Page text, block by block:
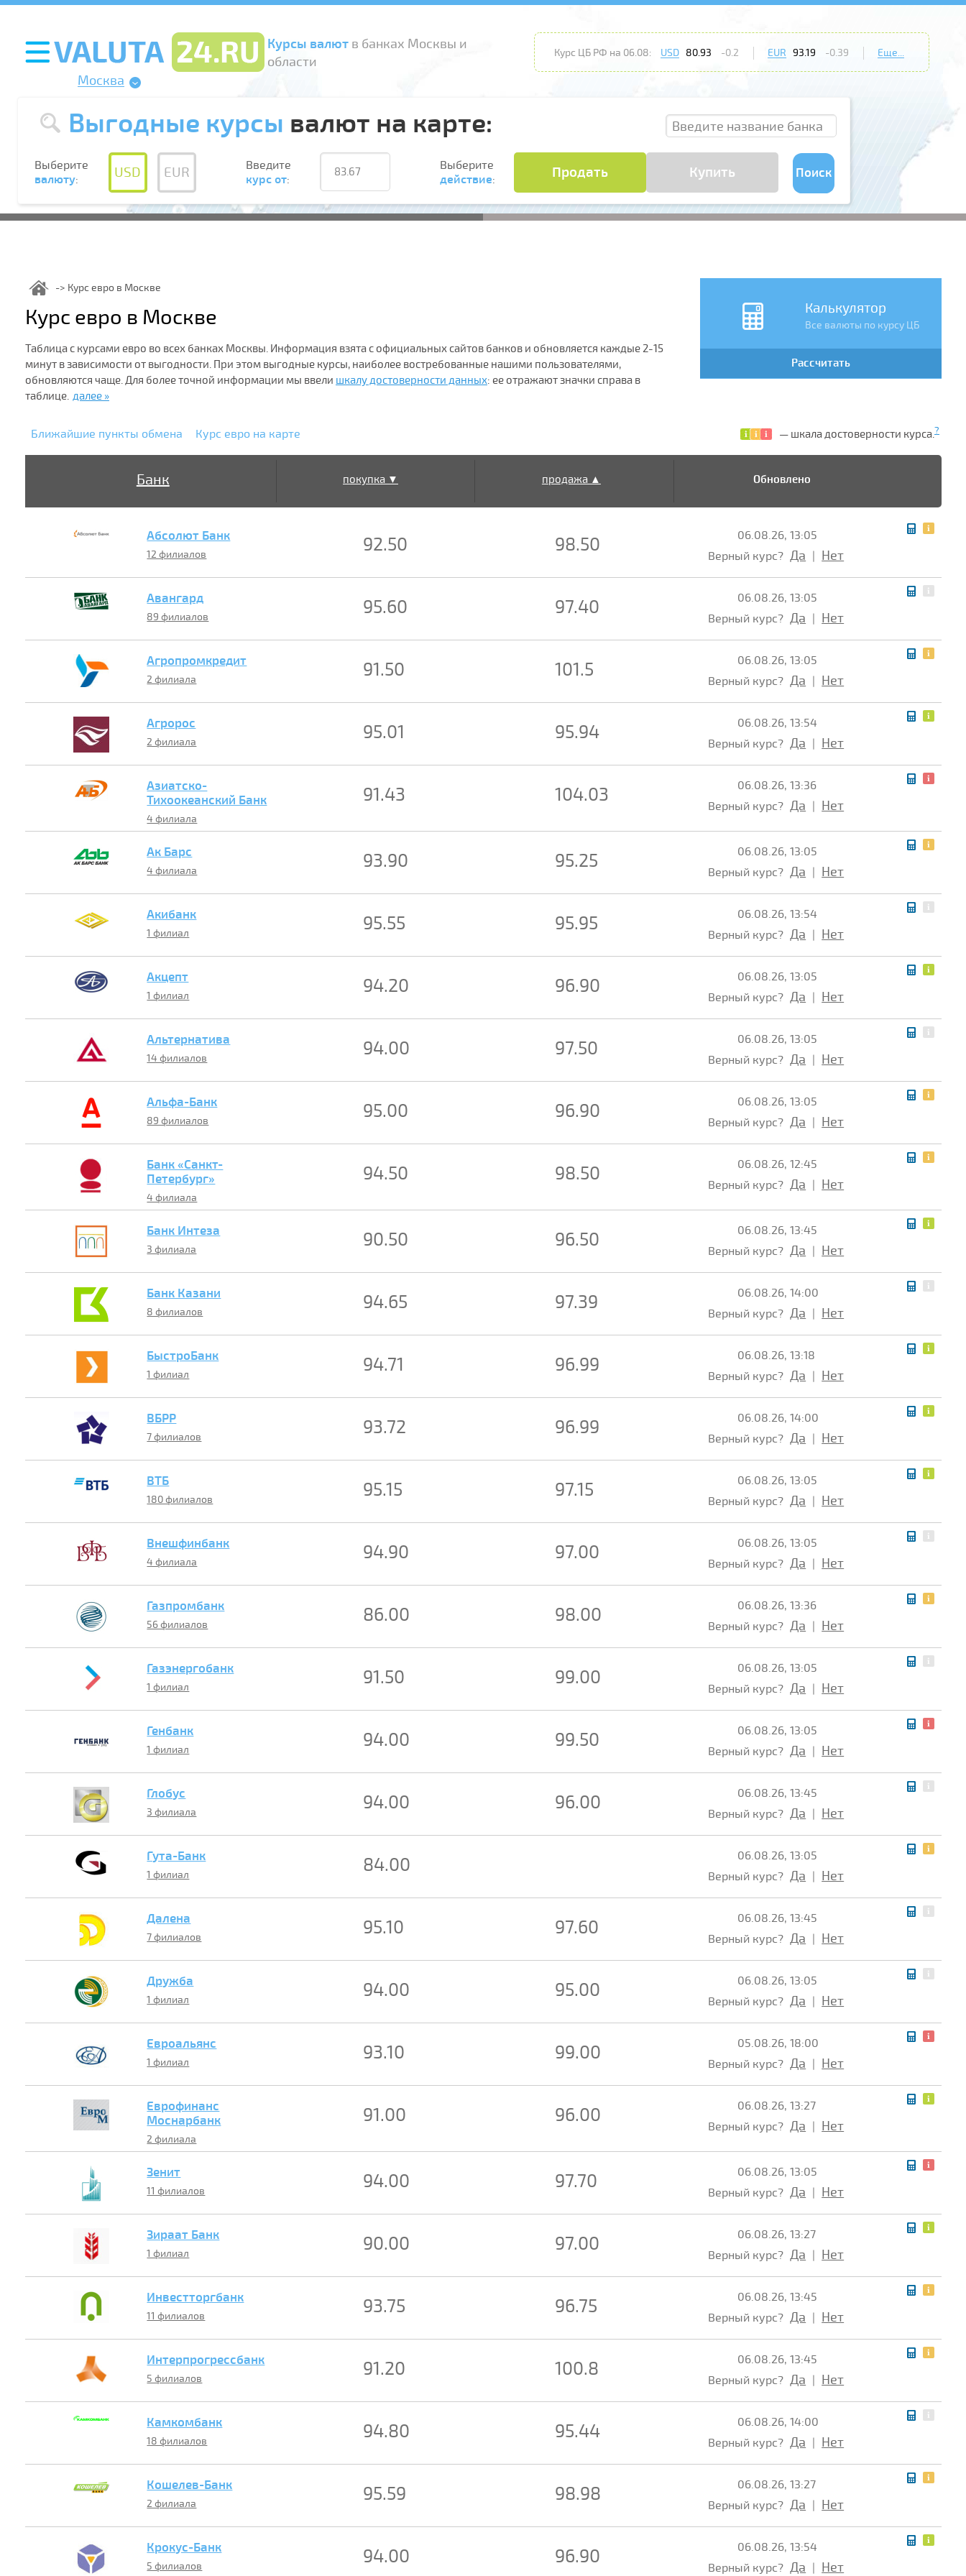
Курсы валютв банках Москвы и
области
Москва
Курс ЦБ РФ на 06.08: USD 80.93 -0.2 EUR 93.19 -0.39 Еще...
Выгодные курсы валют на карте:
Выберите
валюту: USD EUR
Введите
курс от:
Выберите
действие: Продать Купить Поиск
Калькулятор
Все валюты по курсу ЦБ
Рассчитать
Курс евро в Москве
Курс евро в Москве
Таблица с курсами евро во всех банках Москвы. Информация взята с официальных сайтов банков и обновляется каждые 2-15
минут в зависимости от выгодности. При этом выгодные курсы, наиболее востребованные нашими пользователями,
обновляются чаще. Для более точной информации мы ввели шкалу достоверности данных: ее отражают значки справа в
таблице. далее »
Ближайшие пункты обмена Курс евро на карте — шкала достоверности курса.?
Банк покупка ▼ продажа ▲ Обновлено
Абсолют Банк
12 филиалов 92.50 98.50
06.08.26, 13:05
Верный курс? Да Нет
Авангард
89 филиалов 95.60 97.40
06.08.26, 13:05
Верный курс? Да Нет
Агропромкредит
2 филиала 91.50 101.5
06.08.26, 13:05
Верный курс? Да Нет
Агророс
2 филиала 95.01 95.94
06.08.26, 13:54
Верный курс? Да Нет
Азиатско-
Тихоокеанский Банк
4 филиала
91.43 104.03
06.08.26, 13:36
Верный курс? Да Нет
Ак Барс
4 филиала 93.90 95.25
06.08.26, 13:05
Верный курс? Да Нет
Акибанк
1 филиал 95.55 95.95
06.08.26, 13:54
Верный курс? Да Нет
Акцепт
1 филиал 94.20 96.90
06.08.26, 13:05
Верный курс? Да Нет
Альтернатива
14 филиалов 94.00 97.50
06.08.26, 13:05
Верный курс? Да Нет
Альфа-Банк
89 филиалов 95.00 96.90
06.08.26, 13:05
Верный курс? Да Нет
Банк «Санкт-
Петербург»
4 филиала
94.50 98.50
06.08.26, 12:45
Верный курс? Да Нет
Банк Интеза
3 филиала 90.50 96.50
06.08.26, 13:45
Верный курс? Да Нет
Банк Казани
8 филиалов 94.65 97.39
06.08.26, 14:00
Верный курс? Да Нет
БыстроБанк
1 филиал 94.71 96.99
06.08.26, 13:18
Верный курс? Да Нет
ВБРР
7 филиалов 93.72 96.99
06.08.26, 14:00
Верный курс? Да Нет
ВТБ
180 филиалов 95.15 97.15
06.08.26, 13:05
Верный курс? Да Нет
Внешфинбанк
4 филиала 94.90 97.00
06.08.26, 13:05
Верный курс? Да Нет
Газпромбанк
56 филиалов 86.00 98.00
06.08.26, 13:36
Верный курс? Да Нет
Газэнергобанк
1 филиал 91.50 99.00
06.08.26, 13:05
Верный курс? Да Нет
Генбанк
1 филиал 94.00 99.50
06.08.26, 13:05
Верный курс? Да Нет
Глобус
3 филиала 94.00 96.00
06.08.26, 13:45
Верный курс? Да Нет
Гута-Банк
1 филиал 84.00
06.08.26, 13:05
Верный курс? Да Нет
Далена
7 филиалов 95.10 97.60
06.08.26, 13:45
Верный курс? Да Нет
Дружба
1 филиал 94.00 95.00
06.08.26, 13:05
Верный курс? Да Нет
Евроальянс
1 филиал 93.10 99.00
05.08.26, 18:00
Верный курс? Да Нет
Еврофинанс
Моснарбанк
2 филиала
91.00 96.00
06.08.26, 13:27
Верный курс? Да Нет
Зенит
11 филиалов 94.00 97.70
06.08.26, 13:05
Верный курс? Да Нет
Зираат Банк
1 филиал 90.00 97.00
06.08.26, 13:27
Верный курс? Да Нет
Инвестторгбанк
11 филиалов 93.75 96.75
06.08.26, 13:45
Верный курс? Да Нет
Интерпрогрессбанк
5 филиалов 91.20 100.8
06.08.26, 13:45
Верный курс? Да Нет
Камкомбанк
18 филиалов 94.80 95.44
06.08.26, 14:00
Верный курс? Да Нет
Кошелев-Банк
2 филиала 95.59 98.98
06.08.26, 13:27
Верный курс? Да Нет
Крокус-Банк
5 филиалов 94.00 96.90
06.08.26, 13:54
Верный курс? Да Нет